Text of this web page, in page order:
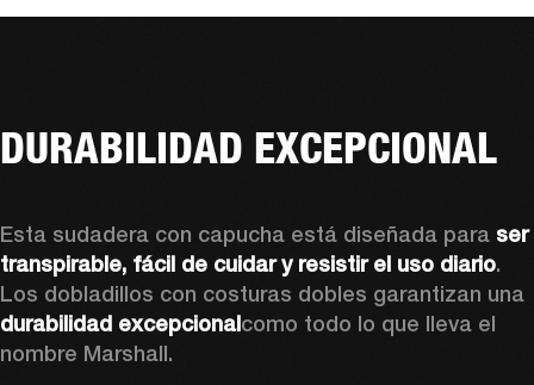
DURABILIDAD EXCEPCIONAL
Esta sudadera con capucha está diseñada para ser
transpirable, fácil de cuidar y resistir el uso diario.
durabilidad excepcionalcomo todo lo que lleva el
nombre Marshall.